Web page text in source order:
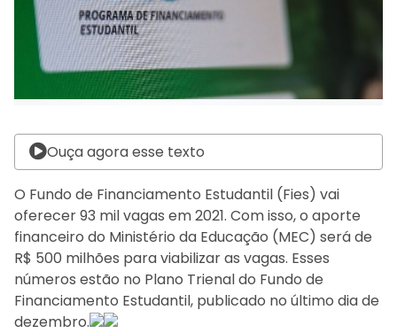
Ouça agora esse texto
O Fundo de Financiamento Estudantil (Fies) vai
oferecer 93 mil vagas em 2021. Com isso, o aporte
financeiro do Ministério da Educação (MEC) será de
R$ 500 milhões para viabilizar as vagas. Esses
números estão no Plano Trienal do Fundo de
Financiamento Estudantil, publicado no último dia de
dezembro.